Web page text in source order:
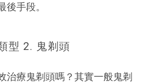
後手段。
型 2. 鬼剃頭
治療鬼剃頭嗎？其實一般鬼剃